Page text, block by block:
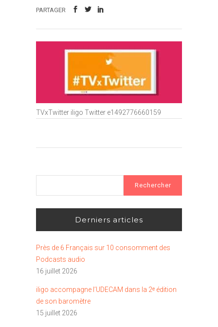
PARTAGER
TVxTwitter iligo Twitter e1492776660159
Derniers articles
Près de 6 Français sur 10 consomment des
Podcasts audio
16 juillet 2026
iligo accompagne l’UDECAM dans la 2ᵉ édition
de son baromètre
15 juillet 2026